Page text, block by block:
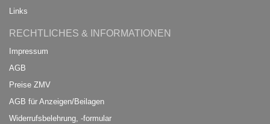
Links
RECHTLICHES & INFORMATIONEN
Impressum
AGB
Preise ZMV
AGB für Anzeigen/Beilagen
Widerrufsbelehrung, -formular